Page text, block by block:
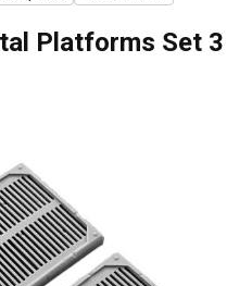
Platforms Set 3